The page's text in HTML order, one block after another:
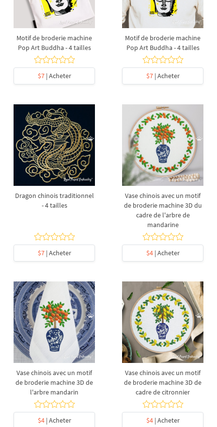
Motif de broderie machine
Pop Art Buddha - 4 tailles
$7| Acheter
Motif de broderie machine
Pop Art Buddha - 4 tailles
$7| Acheter
Dragon chinois traditionnel
- 4 tailles
$7| Acheter
Vase chinois avec un motif
de broderie machine 3D du
cadre de l'arbre de
mandarine
$4| Acheter
Vase chinois avec un motif
de broderie machine 3D de
l'arbre mandarin
$4| Acheter
Vase chinois avec un motif
de broderie machine 3D de
cadre de citronnier
$4| Acheter